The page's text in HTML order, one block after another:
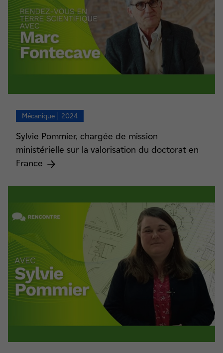
Mécanique | 2024
Sylvie Pommier, chargée de mission
ministérielle sur la valorisation du doctorat en
France